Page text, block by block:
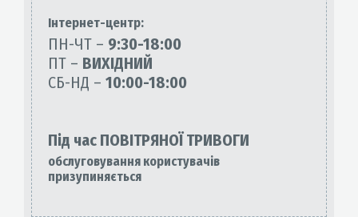
Інтернет-центр:
ПН-ЧТ – 9:30-18:00
ПТ – ВИХІДНИЙ
СБ-НД – 10:00-18:00
Під час ПОВІТРЯНОЇ ТРИВОГИ
обслуговування користувачів
призупиняється